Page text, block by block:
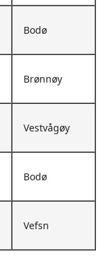
Bodø
Brønnøy
Vestvågøy
Bodø
Vefsn